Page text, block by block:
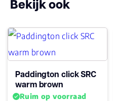
Geluidsdempend
Montage
Type click
Bekijk ook
Paddington click SRC
warm brown
Ruim op voorraad